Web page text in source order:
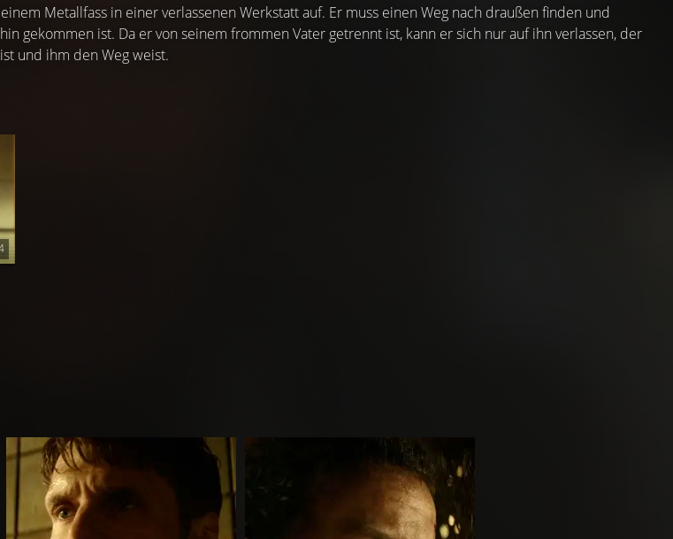
Metallfass in einer verlassenen Werkstatt auf. Er muss einen Weg nach draußen finden und
gekommen ist. Da er von seinem frommen Vater getrennt ist, kann er sich nur auf ihn verlassen, der
und ihm den Weg weist.